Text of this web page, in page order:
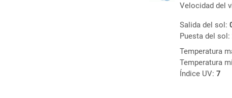
Velocidad del
Salida del sol:
Puesta del sol:
Temperatura
Temperatura
Índice UV: 7